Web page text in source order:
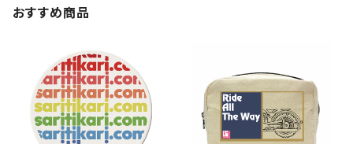
saritikari ロゴ
おすすめ商品